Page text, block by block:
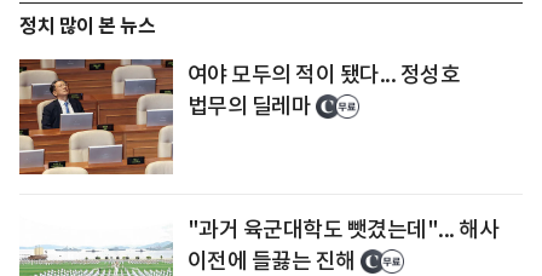
정치 많이 본 뉴스
여야 모두의 적이 됐다... 정성호
법무의 딜레마
"과거 육군대학도 뺏겼는데"... 해사
이전에 들끓는 진해